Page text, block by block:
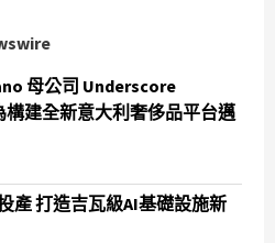
母公司 Underscore
建全新意大利奢侈品平台邁
產 打造吉瓦級AI基礎設施新